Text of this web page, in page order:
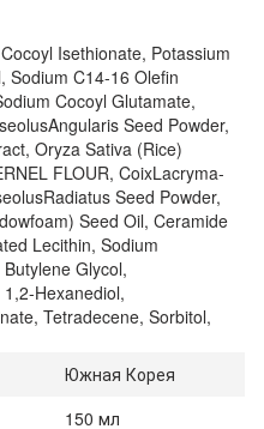
Isethionate, Potassium
Sodium C14-16 Olefin
Cocoyl Glutamate,
Seed Powder,
Oryza Sativa (Rice)
FLOUR, CoixLacryma-
Seed Powder,
Seed Oil, Ceramide
Lecithin, Sodium
Glycol,
Hexanediol,
Tetradecene, Sorbitol,
Южная Корея
150 мл